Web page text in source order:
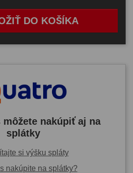
DO KOŠÍKA
môžete nakúpiť aj na
splátky
si výšku spláty
nakúpite na splátky?